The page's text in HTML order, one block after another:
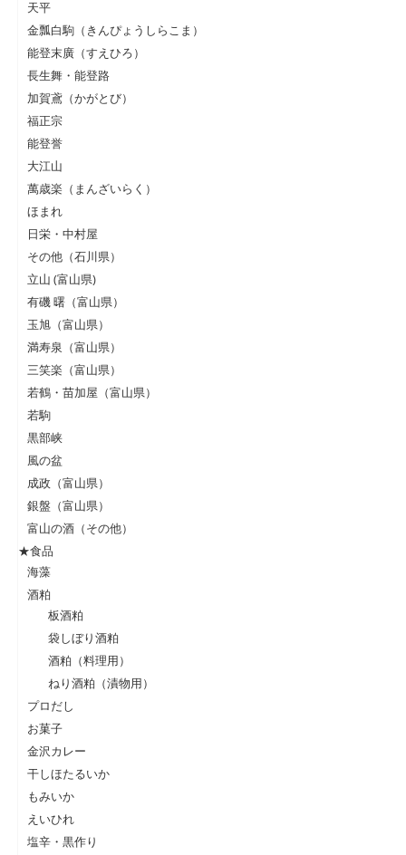
天平
金瓢白駒（きんぴょうしらこま）
能登末廣（すえひろ）
長生舞・能登路
加賀鳶（かがとび）
福正宗
能登誉
大江山
萬歳楽（まんざいらく）
ほまれ
日栄・中村屋
その他（石川県）
立山 (富山県)
有磯 曙（富山県）
玉旭（富山県）
満寿泉（富山県）
三笑楽（富山県）
若鶴・苗加屋（富山県）
若駒
黒部峡
風の盆
成政（富山県）
銀盤（富山県）
富山の酒（その他）
★食品
海藻
酒粕
板酒粕
袋しぼり酒粕
酒粕（料理用）
ねり酒粕（漬物用）
プロだし
お菓子
金沢カレー
干しほたるいか
もみいか
えいひれ
塩辛・黒作り